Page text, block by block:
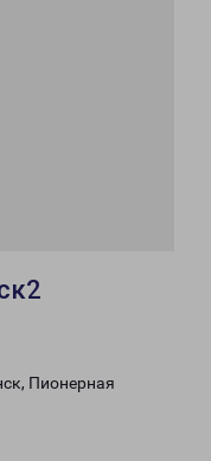
Пионерная